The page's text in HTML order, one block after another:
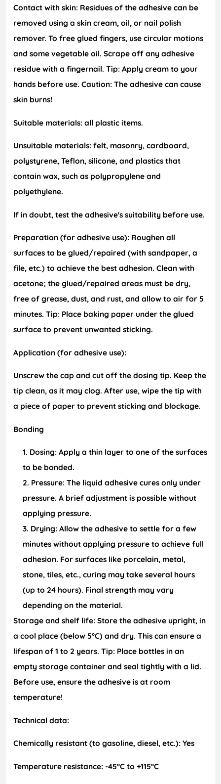
Contact with skin: Residues of the adhesive can be
removed using a skin cream, oil, or nail polish
remover. To free glued fingers, use circular motions
and some vegetable oil. Scrape off any adhesive
residue with a fingernail. Tip: Apply cream to your
hands before use. Caution: The adhesive can cause
skin burns!
Suitable materials: all plastic items.
Unsuitable materials: felt, masonry, cardboard,
polystyrene, Teflon, silicone, and plastics that
contain wax, such as polypropylene and
polyethylene.
If in doubt, test the adhesive's suitability before use.
Preparation (for adhesive use): Roughen all
surfaces to be glued/repaired (with sandpaper, a
file, etc.) to achieve the best adhesion. Clean with
acetone; the glued/repaired areas must be dry,
free of grease, dust, and rust, and allow to air for 5
minutes. Tip: Place baking paper under the glued
surface to prevent unwanted sticking.
Application (for adhesive use):
Unscrew the cap and cut off the dosing tip. Keep the
tip clean, as it may clog. After use, wipe the tip with
a piece of paper to prevent sticking and blockage.
Bonding
Dosing: Apply a thin layer to one of the surfaces
to be bonded.
Pressure: The liquid adhesive cures only under
pressure. A brief adjustment is possible without
applying pressure.
Drying: Allow the adhesive to settle for a few
minutes without applying pressure to achieve full
adhesion. For surfaces like porcelain, metal,
stone, tiles, etc., curing may take several hours
(up to 24 hours). Final strength may vary
depending on the material.
Storage and shelf life: Store the adhesive upright, in
a cool place (below 5°C) and dry. This can ensure a
lifespan of 1 to 2 years. Tip: Place bottles in an
empty storage container and seal tightly with a lid.
Before use, ensure the adhesive is at room
temperature!
Technical data:
Chemically resistant (to gasoline, diesel, etc.): Yes
Temperature resistance: -45°C to +115°C